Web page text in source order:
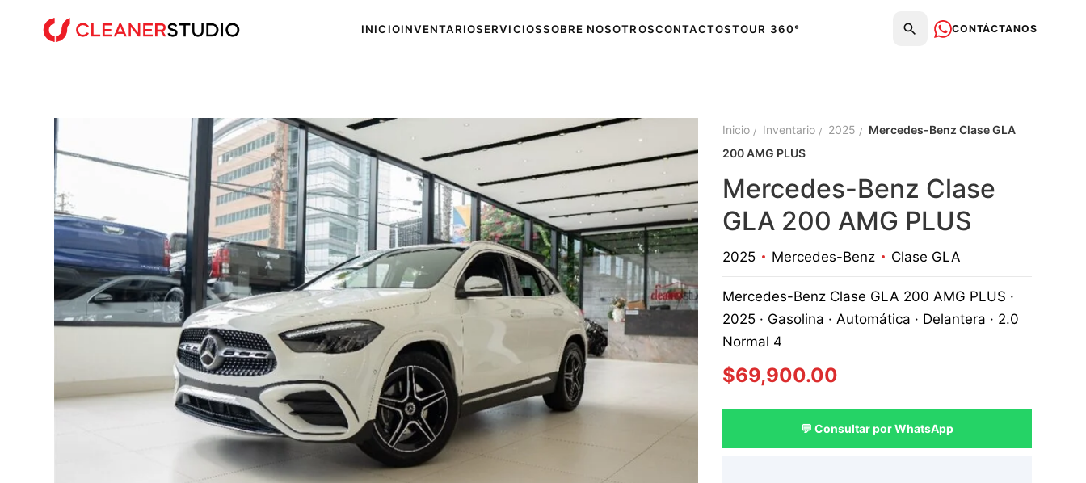
INICIOINVENTARIOSERVICIOSSOBRE NOSOTROSCONTACTOSTOUR 360° CONTÁCTANOS
Inicio Inventario 2025
Mercedes-Benz Clase GLA
200 AMG PLUS
Mercedes-Benz Clase
GLA 200 AMG PLUS
2025 Mercedes-Benz Clase GLA
Mercedes-Benz Clase GLA 200 AMG PLUS ·
2025 · Gasolina · Automática · Delantera · 2.0
Normal 4
$69,900.00
💬 Consultar por WhatsApp